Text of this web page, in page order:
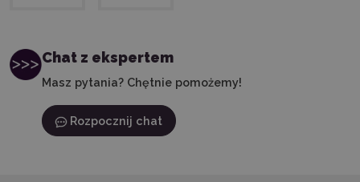
Chat z ekspertem
Masz pytania? Chętnie pomożemy!
Rozpocznij chat